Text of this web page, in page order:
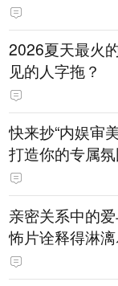
2026夏天最火
见的人字拖？
快来抄“内娱审
打造你的专属
亲密关系中的
怖片诠释得淋